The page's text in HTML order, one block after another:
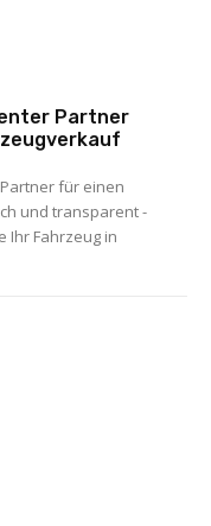
Partner
für einen
und transparent -
Ihr Fahrzeug in